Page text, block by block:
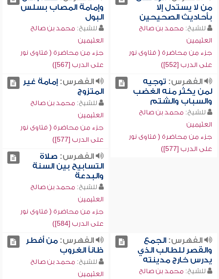
من لا يستدل إلا
بأحاديث الصحيحين
للشيخ: محمد بن صالح
العثيمين
جزء من محاضرة ( فتاوى نور
على الدرب [552])
وإمامة المصاب بسلس
البول
للشيخ: محمد بن صالح
العثيمين
جزء من محاضرة ( فتاوى نور
على الدرب [567])
الفهرس: توجيه
لمن يكثر منه الغضب
والسباب والشتم
للشيخ: محمد بن صالح
العثيمين
جزء من محاضرة ( فتاوى نور
على الدرب [577])
الفهرس:إمامة غير
المتزوج
للشيخ: محمد بن صالح
العثيمين
جزء من محاضرة ( فتاوى نور
على الدرب [577])
الفهرس: صلاة
التسابيح بين السنة
والبدعة
للشيخ: محمد بن صالح
العثيمين
جزء من محاضرة ( فتاوى نور
على الدرب [584])
الفهرس:الجمع
والقصر للطالب الذي
يدرس خارج مدينته
للشيخ: محمد بن صالح
الفهرس:من أفطر
ظاناً الغروب
للشيخ: محمد بن صالح
العثيمين